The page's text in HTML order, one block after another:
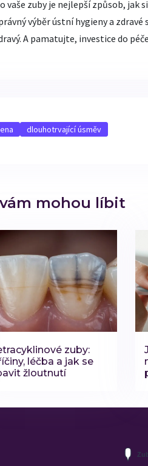
vaše zuby je nejlepší způsob, jak
výběr ústní hygieny a zdravé
A pamatujte, investice do
dlouhotrvající úsměv
mohou líbit
zuby:
léčba a jak se
žloutnutí